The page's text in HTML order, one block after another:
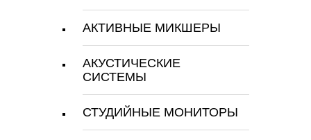
АКТИВНЫЕ МИКШЕРЫ
АКУСТИЧЕСКИЕ
СИСТЕМЫ
СТУДИЙНЫЕ МОНИТОРЫ